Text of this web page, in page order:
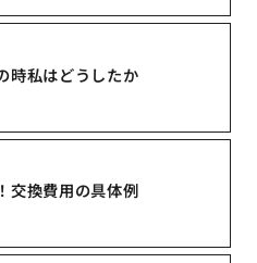
時私はどうしたか
交換費用の具体例